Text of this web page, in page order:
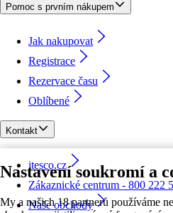
Nastavení soukromí a
My a našich 18 partnerů používáme
Pomoc s prvním nákupem
Jak nakupovat
Registrace
Rezervace času
Oblíbené
Kontakt
itesco.cz
Zákaznické centrum - 800 222
Naše obchody